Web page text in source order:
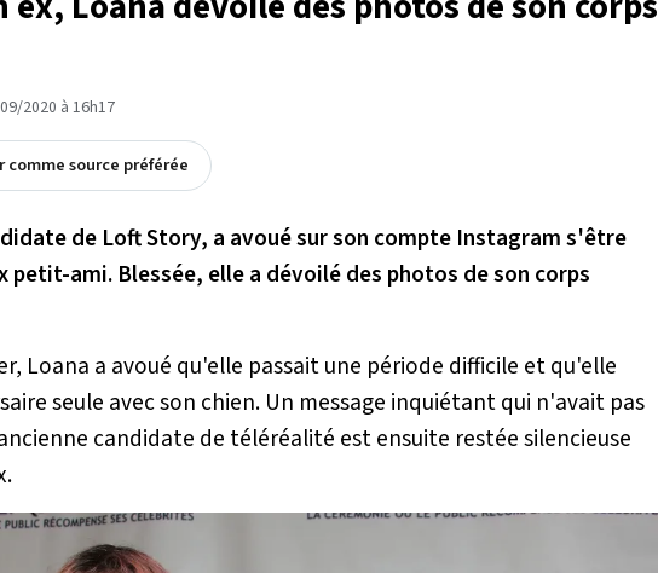
2020 à 16h17
comme source préférée
de Loft Story, a avoué sur son compte Instagram s'être
petit-ami. Blessée, elle a dévoilé des photos de son corps
Loana a avoué qu'elle passait une période difficile et qu'elle
seule avec son chien. Un message inquiétant qui n'avait pas
candidate de téléréalité est ensuite restée silencieuse